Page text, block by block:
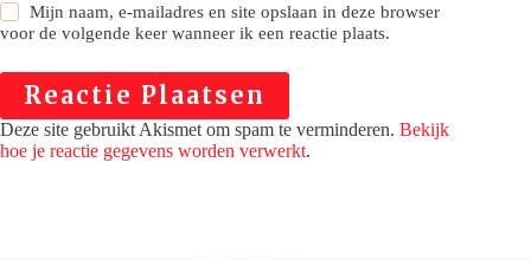
Mijn naam, e-mailadres en site opslaan in deze browser
voor de volgende keer wanneer ik een reactie plaats.
Reactie Plaatsen
Deze site gebruikt Akismet om spam te verminderen. Bekijk
hoe je reactie gegevens worden verwerkt.